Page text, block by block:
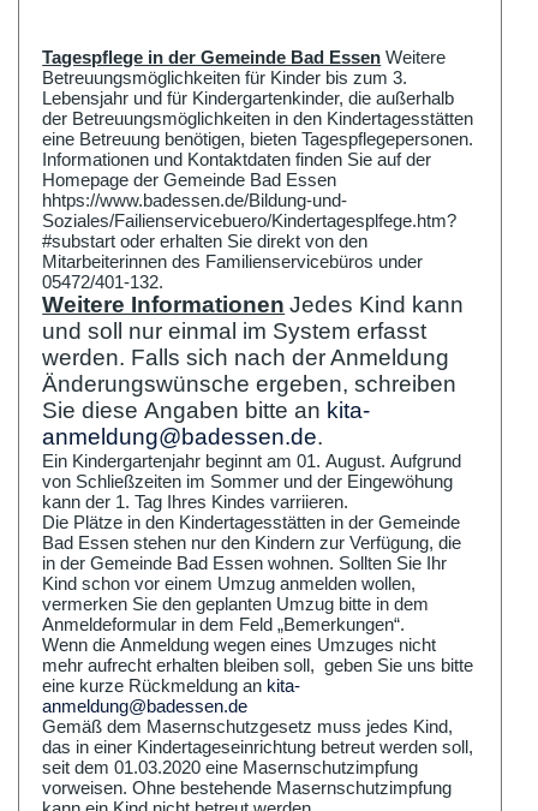
Tagespflege in der Gemeinde Bad Essen Weitere
Betreuungsmöglichkeiten für Kinder bis zum 3.
Lebensjahr und für Kindergartenkinder, die außerhalb
der Betreuungsmöglichkeiten in den Kindertagesstätten
eine Betreuung benötigen, bieten Tagespflegepersonen.
Informationen und Kontaktdaten finden Sie auf der
Homepage der Gemeinde Bad Essen
hhtps://www.badessen.de/Bildung-und-
Soziales/Failienservicebuero/Kindertagesplfege.htm?
#substart oder erhalten Sie direkt von den
Mitarbeiterinnen des Familienservicebüros under
05472/401-132.
Weitere Informationen Jedes Kind kann
und soll nur einmal im System erfasst
werden. Falls sich nach der Anmeldung
Änderungswünsche ergeben, schreiben
Sie diese Angaben bitte an kita-
anmeldung@badessen.de.
Ein Kindergartenjahr beginnt am 01. August. Aufgrund
von Schließzeiten im Sommer und der Eingewöhung
kann der 1. Tag Ihres Kindes varriieren.
Die Plätze in den Kindertagesstätten in der Gemeinde
Bad Essen stehen nur den Kindern zur Verfügung, die
in der Gemeinde Bad Essen wohnen. Sollten Sie Ihr
Kind schon vor einem Umzug anmelden wollen,
vermerken Sie den geplanten Umzug bitte in dem
Anmeldeformular in dem Feld „Bemerkungen“.
Wenn die Anmeldung wegen eines Umzuges nicht
mehr aufrecht erhalten bleiben soll, geben Sie uns bitte
eine kurze Rückmeldung an kita-
anmeldung@badessen.de
Gemäß dem Masernschutzgesetz muss jedes Kind,
das in einer Kindertageseinrichtung betreut werden soll,
seit dem 01.03.2020 eine Masernschutzimpfung
vorweisen. Ohne bestehende Masernschutzimpfung